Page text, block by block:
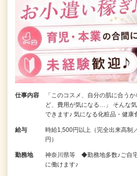
仕事内容
「このコスメ、自分の肌に合う
ど、費用が気になる…」 そんな
できます♪ 気になる化粧品・健
給与
時給1,500円以上（完全出来高制
円）
勤務地
神奈川県等 ◆勤務地多数♪ご自
に働けます♪